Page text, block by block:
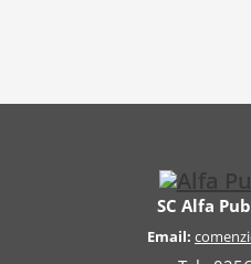
SC Alfa
Email: